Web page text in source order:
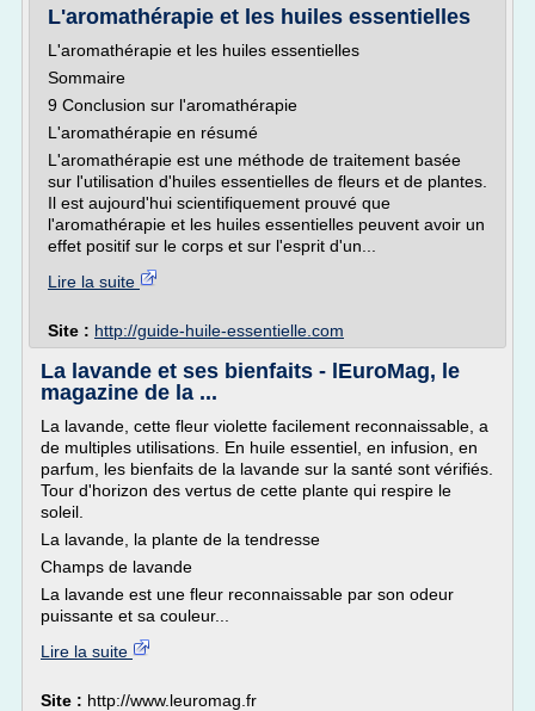
L'aromathérapie et les huiles essentielles
L'aromathérapie et les huiles essentielles
Sommaire
9 Conclusion sur l'aromathérapie
L'aromathérapie en résumé
L'aromathérapie est une méthode de traitement basée
sur l'utilisation d'huiles essentielles de fleurs et de plantes.
Il est aujourd'hui scientifiquement prouvé que
l'aromathérapie et les huiles essentielles peuvent avoir un
effet positif sur le corps et sur l'esprit d'un...
Lire la suite
Site : http://guide-huile-essentielle.com
La lavande et ses bienfaits - lEuroMag, le
magazine de la ...
La lavande, cette fleur violette facilement reconnaissable, a
de multiples utilisations. En huile essentiel, en infusion, en
parfum, les bienfaits de la lavande sur la santé sont vérifiés.
Tour d'horizon des vertus de cette plante qui respire le
soleil.
La lavande, la plante de la tendresse
Champs de lavande
La lavande est une fleur reconnaissable par son odeur
puissante et sa couleur...
Lire la suite
Site : http://www.leuromag.fr